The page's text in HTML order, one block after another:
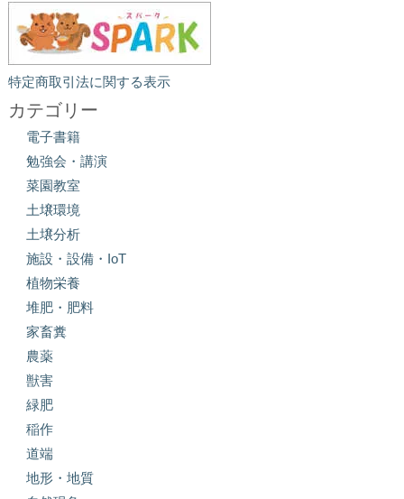
特定商取引法に関する表示
カテゴリー
電子書籍
勉強会・講演
菜園教室
土壌環境
土壌分析
施設・設備・IoT
植物栄養
堆肥・肥料
家畜糞
農薬
獣害
緑肥
稲作
道端
地形・地質